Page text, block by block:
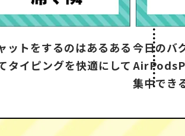
ットをするのはあるある
タイピングを快適にして
今日のバ
集中でき